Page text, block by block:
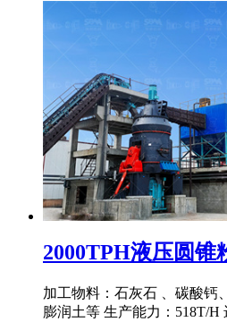
2000TPH液压圆锥
加工物料：石灰石 、碳酸钙
膨润土等 生产能力：518T/H